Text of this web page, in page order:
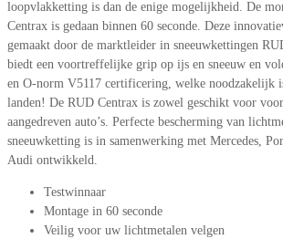
loopvlakketting is dan de enige mogelijkheid. De
Centrax is gedaan binnen 60 seconde. Deze
gemaakt door de marktleider in sneeuwkettingen
biedt een voortreffelijke grip op ijs en sneeuw en
en O-norm V5117 certificering, welke noodzakelijk
landen! De RUD Centrax is zowel geschikt voor
aangedreven auto’s. Perfecte bescherming van
sneeuwketting is in samenwerking met Mercedes,
Audi ontwikkeld.
Testwinnaar
Montage in 60 seconde
Veilig voor uw lichtmetalen velgen